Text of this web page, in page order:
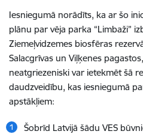
Iesniegumā norādīts, ka ar šo
plānu par vēja parka “Limbaži”
Ziemeļvidzemes biosfēras
Salacgrīvas un Viļķenes
neatgriezeniski var ietekmēt šā
daudzveidību, kas iesniegumā
apstākļiem:
Šobrīd Latvijā šādu VES